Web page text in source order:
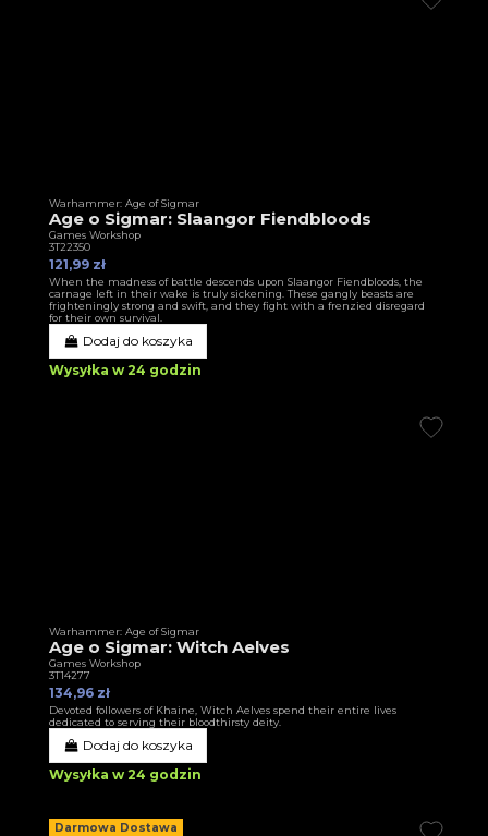
Warhammer: Age of Sigmar
Age o Sigmar: Slaangor Fiendbloods
Games Workshop
3T22350
121,99 zł
When the madness of battle descends upon Slaangor Fiendbloods, the
carnage left in their wake is truly sickening. These gangly beasts are
frighteningly strong and swift, and they fight with a frenzied disregard
for their own survival.
Dodaj do koszyka
Wysyłka w 24 godzin
Warhammer: Age of Sigmar
Age o Sigmar: Witch Aelves
Games Workshop
3T14277
134,96 zł
Devoted followers of Khaine, Witch Aelves spend their entire lives
dedicated to serving their bloodthirsty deity.
Dodaj do koszyka
Wysyłka w 24 godzin
Darmowa Dostawa